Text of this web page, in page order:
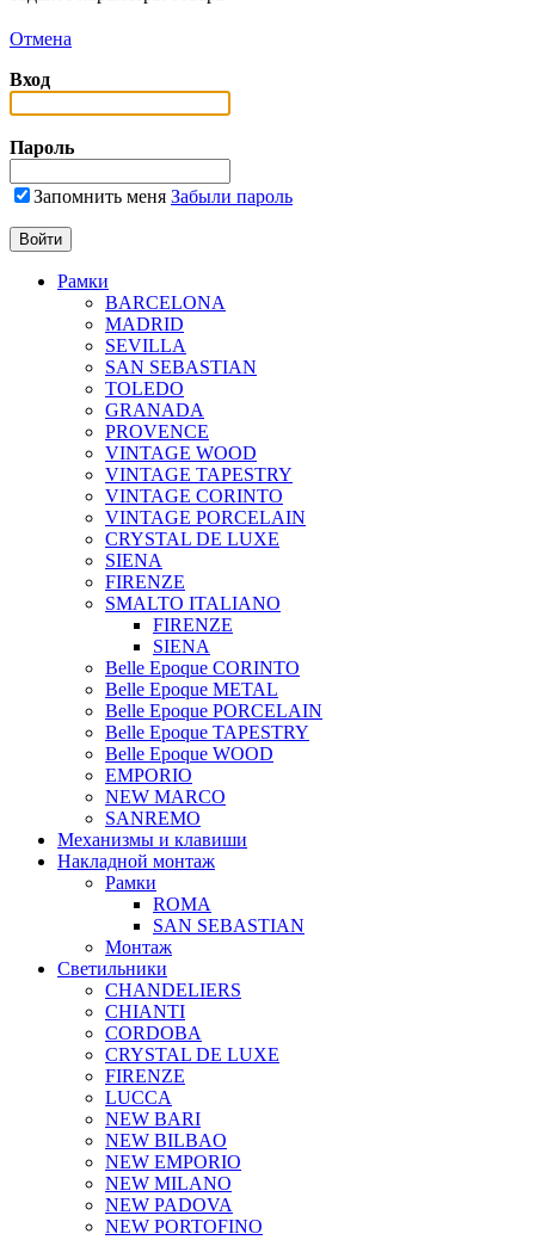
Отмена
Вход
Пароль
Запомнить меня Забыли пароль
Рамки
BARCELONA
MADRID
SEVILLA
SAN SEBASTIAN
TOLEDO
GRANADA
PROVENCE
VINTAGE WOOD
VINTAGE TAPESTRY
VINTAGE CORINTO
VINTAGE PORCELAIN
CRYSTAL DE LUXE
SIENA
FIRENZE
SMALTO ITALIANO
FIRENZE
SIENA
Belle Epoque CORINTO
Belle Epoque METAL
Belle Epoque PORCELAIN
Belle Epoque TAPESTRY
Belle Epoque WOOD
EMPORIO
NEW MARCO
SANREMO
Механизмы и клавиши
Накладной монтаж
Рамки
ROMA
SAN SEBASTIAN
Монтаж
Светильники
CHANDELIERS
CHIANTI
CORDOBA
CRYSTAL DE LUXE
FIRENZE
LUCCA
NEW BARI
NEW BILBAO
NEW EMPORIO
NEW MILANO
NEW PADOVA
NEW PORTOFINO